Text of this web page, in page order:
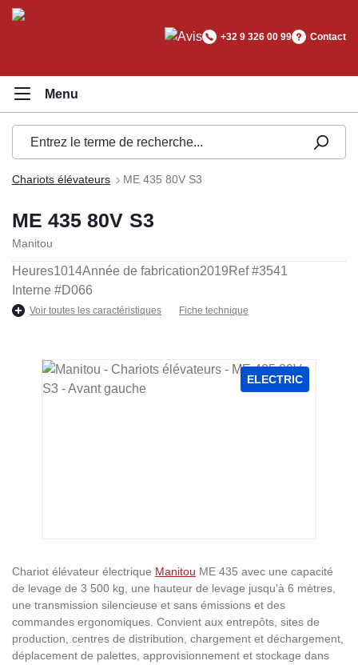
principal
+32 9 326 00 99 Contact
Chariots élévateurs ME 435 80V S3
ME 435 80V S3
Manitou
Heures1014Année de fabrication2019Ref #3541
Interne #D066
Voir toutes les caractéristiques Fiche technique
Ignorer la galerie d'images
ELECTRIC
Chariot élévateur électrique Manitou ME 435 avec une capacité
de levage de 3 500 kg, une hauteur de levage jusqu'à 6 mètres,
une transmission silencieuse et sans émissions et des
commandes ergonomiques. Convient aux entrepôts, sites de
production, centres de distribution, chargement et déchargement,
déplacement de palettes, approvisionnement et stockage dans